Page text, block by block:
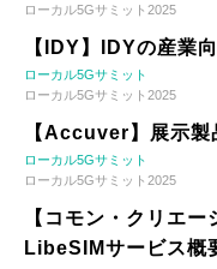
ローカル5Gサミット2025
【IDY】IDYの産業
ローカル5Gサミット
ローカル5Gサミット2025
【Accuver】展示製
ローカル5Gサミット
ローカル5Gサミット2025
【コモン・クリエ
LibeSIMサービス概